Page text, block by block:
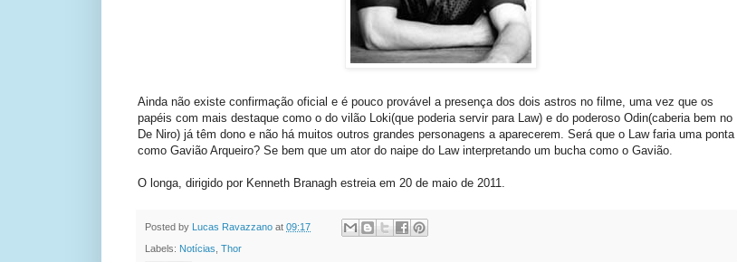
Ainda não existe confirmação oficial e é pouco provável a presença dos dois astros no filme, uma vez que os
papéis com mais destaque como o do vilão Loki(que poderia servir para Law) e do poderoso Odin(caberia bem no
De Niro) já têm dono e não há muitos outros grandes personagens a aparecerem. Será que o Law faria uma ponta
como Gavião Arqueiro? Se bem que um ator do naipe do Law interpretando um bucha como o Gavião.
O longa, dirigido por Kenneth Branagh estreia em 20 de maio de 2011.
Posted by Lucas Ravazzano at 09:17
Labels: Notícias Thor